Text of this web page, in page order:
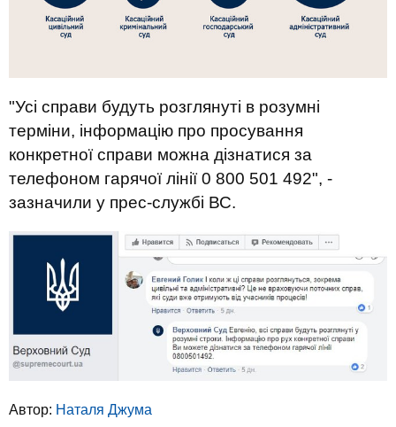
"Усі справи будуть розглянуті в розумні
терміни, інформацію про просування
конкретної справи можна дізнатися за
телефоном гарячої лінії 0 800 501 492", -
зазначили у прес-службі ВС.
Автор: Наталя Джума